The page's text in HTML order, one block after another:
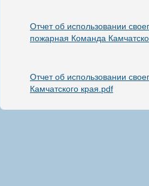
Отчет об использовании
пожарная Команда
Отчет об использовании
Камчатского края.pdf